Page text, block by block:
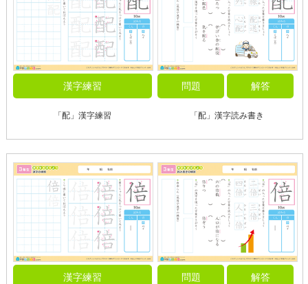
漢字練習
「配」漢字練習
問題 解答
「配」漢字読み書き
漢字練習 問題 解答